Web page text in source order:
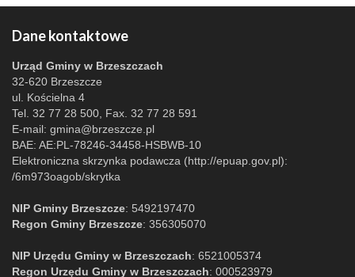
Dane kontaktowe
Urząd Gminy w Brzeszczach
32-620 Brzeszcze
ul. Kościelna 4
Tel. 32 77 28 500, Fax. 32 77 28 591
E-mail: gmina@brzeszcze.pl
BAE: AE:PL-78246-34458-HSBWB-10
Elektroniczna skrzynka podawcza (http://epuap.gov.pl):
/6m973oagob/skrytka
NIP Gminy Brzeszcze: 5492197470
Regon Gminy Brzeszcze: 356305070
NIP Urzędu Gminy w Brzeszczach: 6521005374
Regon Urzędu Gminy w Brzeszczach: 000523979